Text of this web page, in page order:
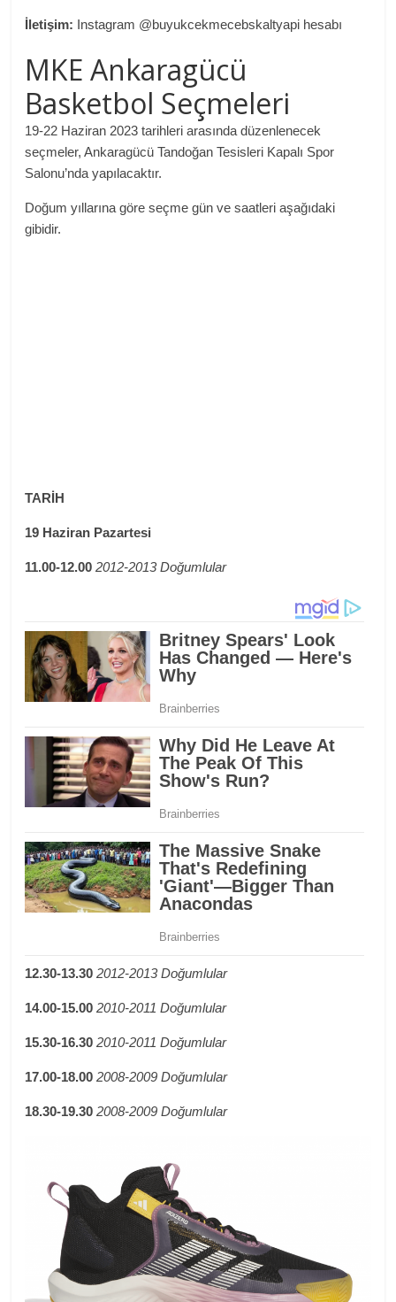
İletişim: Instagram @buyukcekmecebskaltyapi hesabı
MKE Ankaragücü
Basketbol Seçmeleri
19-22 Haziran 2023 tarihleri arasında düzenlenecek
seçmeler, Ankaragücü Tandoğan Tesisleri Kapalı Spor
Salonu’nda yapılacaktır.
Doğum yıllarına göre seçme gün ve saatleri aşağıdaki
gibidir.
TARİH
19 Haziran Pazartesi
11.00-12.00 2012-2013 Doğumlular
12.30-13.30 2012-2013 Doğumlular
14.00-15.00 2010-2011 Doğumlular
15.30-16.30 2010-2011 Doğumlular
17.00-18.00 2008-2009 Doğumlular
18.30-19.30 2008-2009 Doğumlular